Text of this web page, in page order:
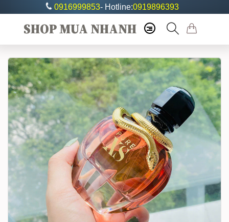
0916999853- Hotline:0919896393
SHOP MUA NHANH